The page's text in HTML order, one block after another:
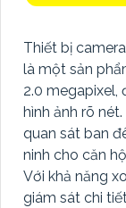
Thiết bị
là một sản
2.0 megapixel,
hình ảnh rõ
quan sát ban
ninh cho căn
Với khả năng
giám sát chi